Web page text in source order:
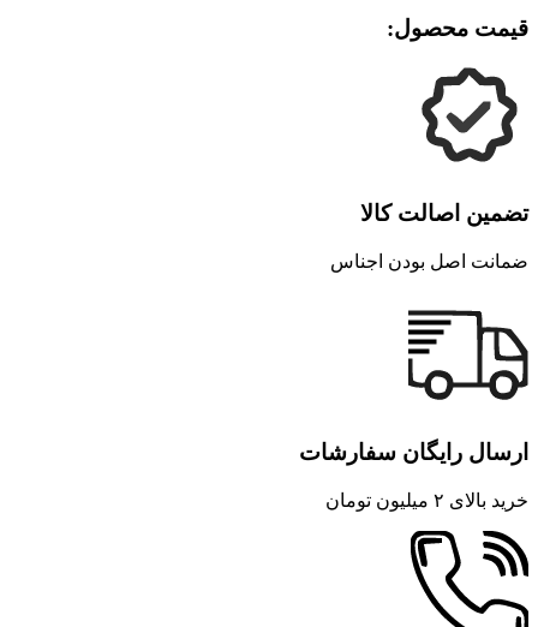
قیمت محصول:
تضمین اصالت کالا
ضمانت اصل بودن اجناس
ارسال رایگان سفارشات
خرید بالای ۲ میلیون تومان